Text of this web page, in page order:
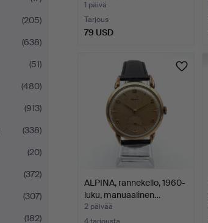
(205)
(638)
(51)
(480)
(913)
(338)
(20)
(372)
(307)
(182)
1 päivä
Tarjous
79 USD
ALPINA, rannekello, 1960-
luku, manuaalinen…
2 päivää